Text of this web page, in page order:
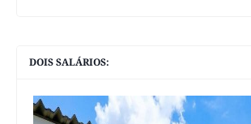
DOIS SALÁRIOS: